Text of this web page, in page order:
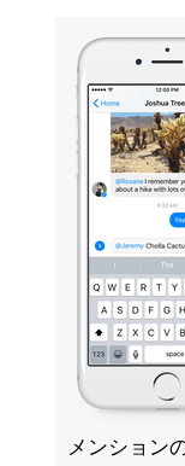
メンション